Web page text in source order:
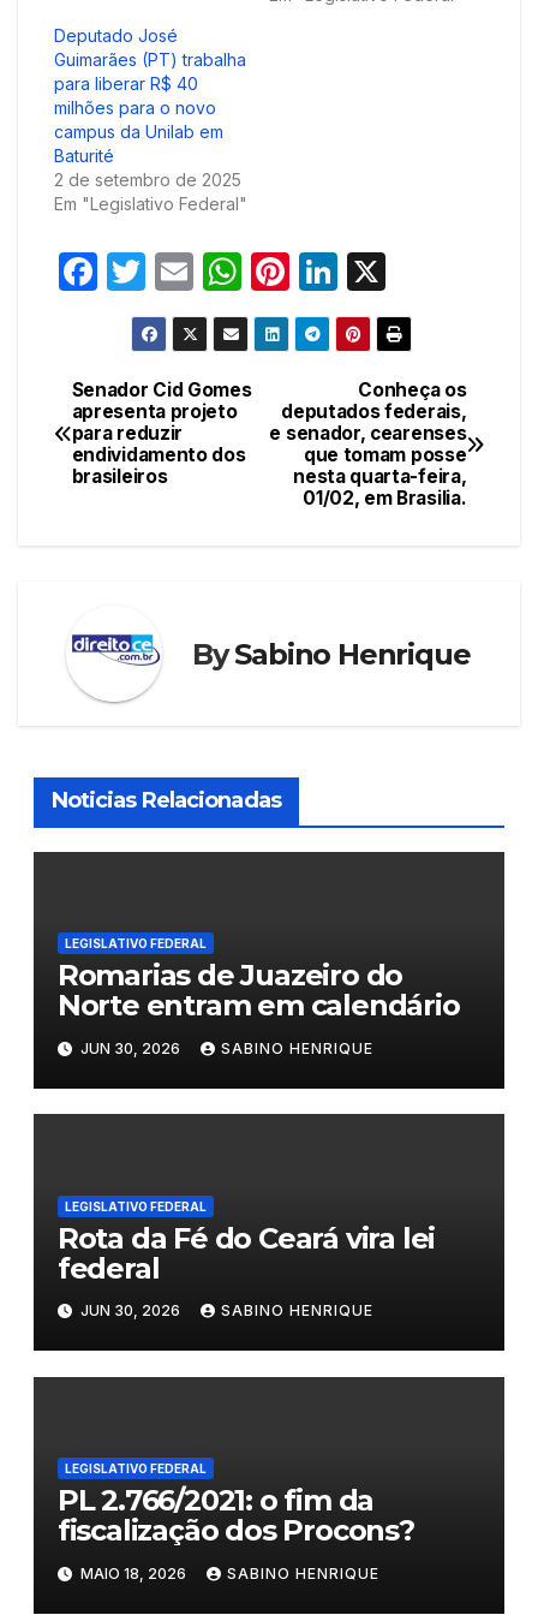
Deputado José
Guimarães (PT) trabalha
para liberar R$ 40
milhões para o novo
campus da Unilab em
Baturité
2 de setembro de 2025
Em "Legislativo Federal"
F
e
b
o
T
w
itt
er
E
m
ail
W
h
at
s
p
Pi
nt
er
st
Li
n
k
e
dI
n
Navegação
de
Conheça os
deputados federais,
e senador, cearenses
que tomam posse
nesta quarta-feira,
01/02, em Brasilia.
Senador Cid Gomes
apresenta projeto
para reduzir
endividamento dos
brasileiros
BySabino Henrique
Noticias Relacionadas
LEGISLATIVO FEDERAL
Romarias de Juazeiro do
Norte entram em calendário
JUN 30, 2026 SABINO HENRIQUE
LEGISLATIVO FEDERAL
Rota da Fé do Ceará vira lei
federal
JUN 30, 2026 SABINO HENRIQUE
LEGISLATIVO FEDERAL
PL 2.766/2021: o fim da
fiscalização dos Procons?
MAIO 18, 2026 SABINO HENRIQUE